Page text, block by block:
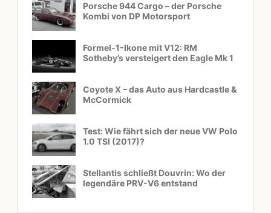
Porsche 944 Cargo – der Porsche
Kombi von DP Motorsport
Formel-1-Ikone mit V12: RM
Sotheby’s versteigert den Eagle Mk 1
Coyote X – das Auto aus Hardcastle &
McCormick
Test: Wie fährt sich der neue VW Polo
1.0 TSI (2017)?
Stellantis schließt Douvrin: Wo der
legendäre PRV-V6 entstand